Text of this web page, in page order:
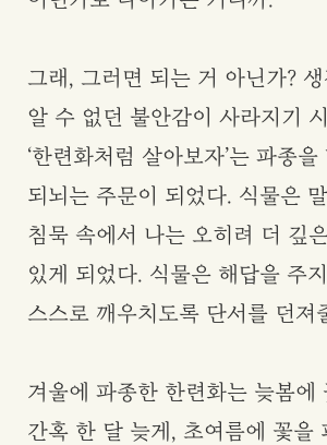
그래, 그러면 되는 거 아닌가?
알 수 없던 불안감이 사라지기
‘한련화처럼 살아보자’는 파종
되뇌는 주문이 되었다. 식물은
침묵 속에서 나는 오히려 더 깊
있게 되었다. 식물은 해답을 주
스스로 깨우치도록 단서를 던져
겨울에 파종한 한련화는 늦봄에
간혹 한 달 늦게, 초여름에 꽃을